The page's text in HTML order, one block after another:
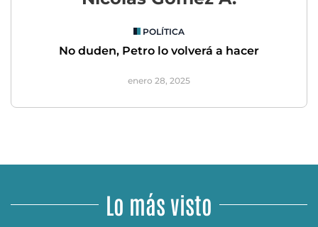
POLÍTICA
No duden, Petro lo volverá a hacer
enero 28, 2025
Lo más visto